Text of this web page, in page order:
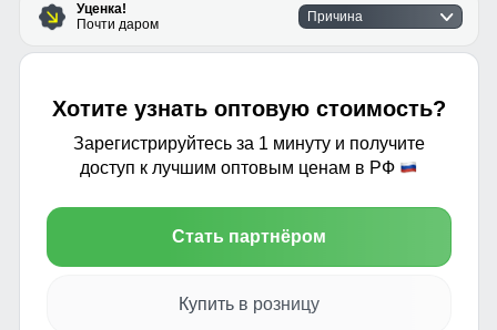
Уценка!
Почти даром
Причина
Хотите узнать оптовую стоимость?
Зарегистрируйтесь за 1 минуту и получите
доступ к лучшим оптовым ценам в РФ
Стать партнёром
Купить в розницу